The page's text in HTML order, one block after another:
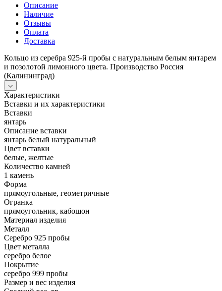
Описание
Наличие
Отзывы
Оплата
Доставка
Кольцо из серебра 925-й пробы с натуральным белым янтарем
и позолотой лимонного цвета. Производство Россия
(Калининград)
Характеристики
Вставки и их характеристики
Вставки
янтарь
Описание вставки
янтарь белый натуральный
Цвет вставки
белые, желтые
Количество камней
1 камень
Форма
прямоугольные, геометричные
Огранка
прямоугольник, кабошон
Материал изделия
Металл
Серебро 925 пробы
Цвет металла
серебро белое
Покрытие
серебро 999 пробы
Размер и вес изделия